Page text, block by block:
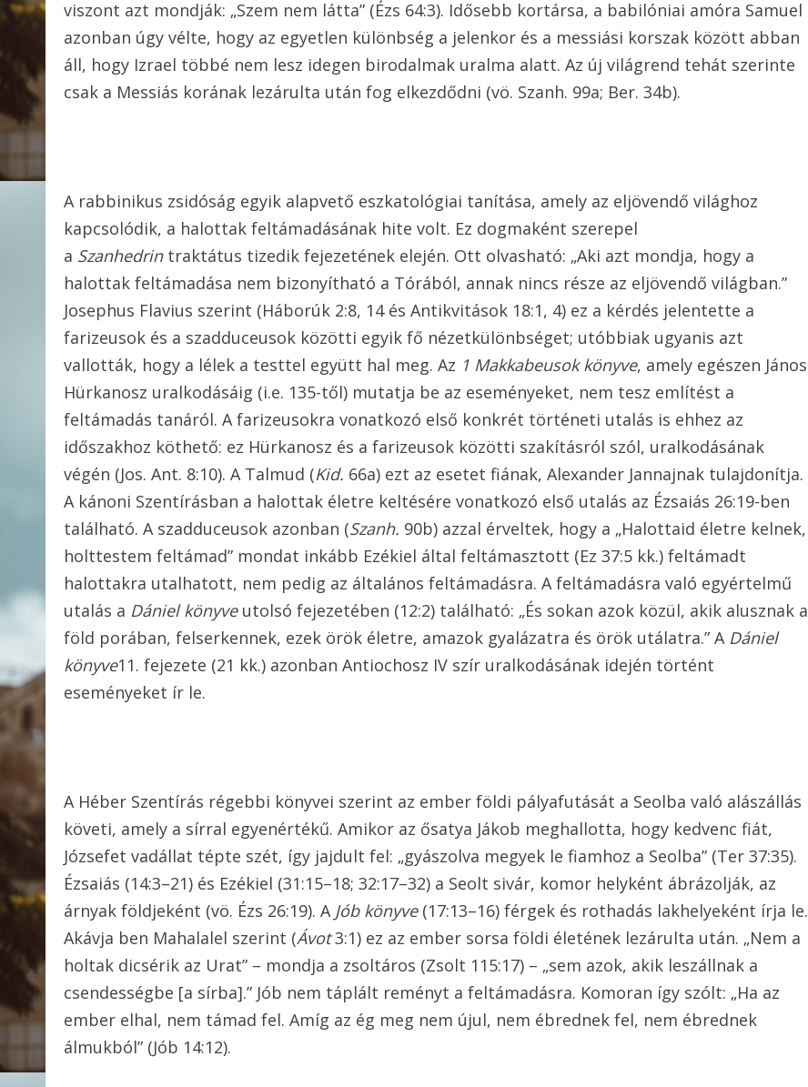
viszont azt mondják: „Szem nem látta” (Ézs 64:3). Idősebb kortársa, a babilóniai amóra Samuel
azonban úgy vélte, hogy az egyetlen különbség a jelenkor és a messiási korszak között abban
áll, hogy Izrael többé nem lesz idegen birodalmak uralma alatt. Az új világrend tehát szerinte
csak a Messiás korának lezárulta után fog elkezdődni (vö. Szanh. 99a; Ber. 34b).
A rabbinikus zsidóság egyik alapvető eszkatológiai tanítása, amely az eljövendő világhoz
kapcsolódik, a halottak feltámadásának hite volt. Ez dogmaként szerepel
a Szanhedrintraktátus tizedik fejezetének elején. Ott olvasható: „Aki azt mondja, hogy a
halottak feltámadása nem bizonyítható a Tórából, annak nincs része az eljövendő világban.”
Josephus Flavius szerint (Háborúk 2:8, 14 és Antikvitások 18:1, 4) ez a kérdés jelentette a
farizeusok és a szadduceusok közötti egyik fő nézetkülönbséget; utóbbiak ugyanis azt
vallották, hogy a lélek a testtel együtt hal meg. Az 1 Makkabeusok könyve, amely egészen János
Hürkanosz uralkodásáig (i.e. 135-től) mutatja be az eseményeket, nem tesz említést a
feltámadás tanáról. A farizeusokra vonatkozó első konkrét történeti utalás is ehhez az
időszakhoz köthető: ez Hürkanosz és a farizeusok közötti szakításról szól, uralkodásának
végén (Jos. Ant. 8:10). A Talmud (Kid. 66a) ezt az esetet fiának, Alexander Jannajnak tulajdonítja.
A kánoni Szentírásban a halottak életre keltésére vonatkozó első utalás az Ézsaiás 26:19-ben
található. A szadduceusok azonban (Szanh. 90b) azzal érveltek, hogy a „Halottaid életre kelnek,
holttestem feltámad” mondat inkább Ezékiel által feltámasztott (Ez 37:5 kk.) feltámadt
halottakra utalhatott, nem pedig az általános feltámadásra. A feltámadásra való egyértelmű
utalás a Dániel könyveutolsó fejezetében (12:2) található: „És sokan azok közül, akik alusznak a
föld porában, felserkennek, ezek örök életre, amazok gyalázatra és örök utálatra.” A Dániel
könyve11. fejezete (21 kk.) azonban Antiochosz IV szír uralkodásának idején történt
eseményeket ír le.
A Héber Szentírás régebbi könyvei szerint az ember földi pályafutását a Seolba való alászállás
követi, amely a sírral egyenértékű. Amikor az ősatya Jákob meghallotta, hogy kedvenc fiát,
Józsefet vadállat tépte szét, így jajdult fel: „gyászolva megyek le fiamhoz a Seolba” (Ter 37:35).
Ézsaiás (14:3–21) és Ezékiel (31:15–18; 32:17–32) a Seolt sivár, komor helyként ábrázolják, az
árnyak földjeként (vö. Ézs 26:19). A Jób könyve(17:13–16) férgek és rothadás lakhelyeként írja le.
Akávja ben Mahalalel szerint (Ávot3:1) ez az ember sorsa földi életének lezárulta után. „Nem a
holtak dicsérik az Urat” – mondja a zsoltáros (Zsolt 115:17) – „sem azok, akik leszállnak a
csendességbe [a sírba].” Jób nem táplált reményt a feltámadásra. Komoran így szólt: „Ha az
ember elhal, nem támad fel. Amíg az ég meg nem újul, nem ébrednek fel, nem ébrednek
álmukból” (Jób 14:12).